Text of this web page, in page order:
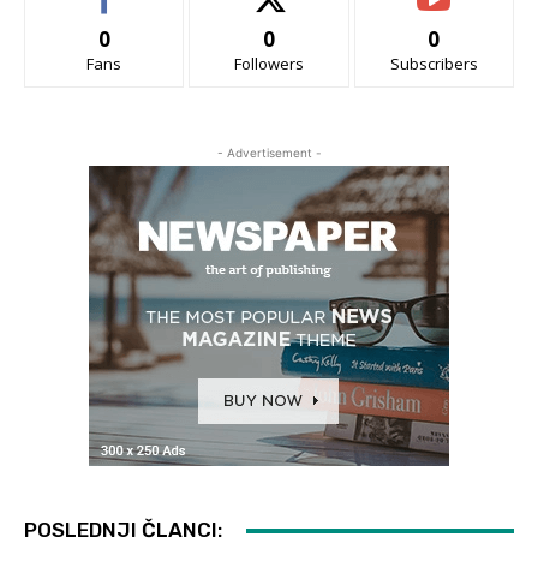
0
Fans
0
Followers
0
Subscribers
- Advertisement -
POSLEDNJI ČLANCI: